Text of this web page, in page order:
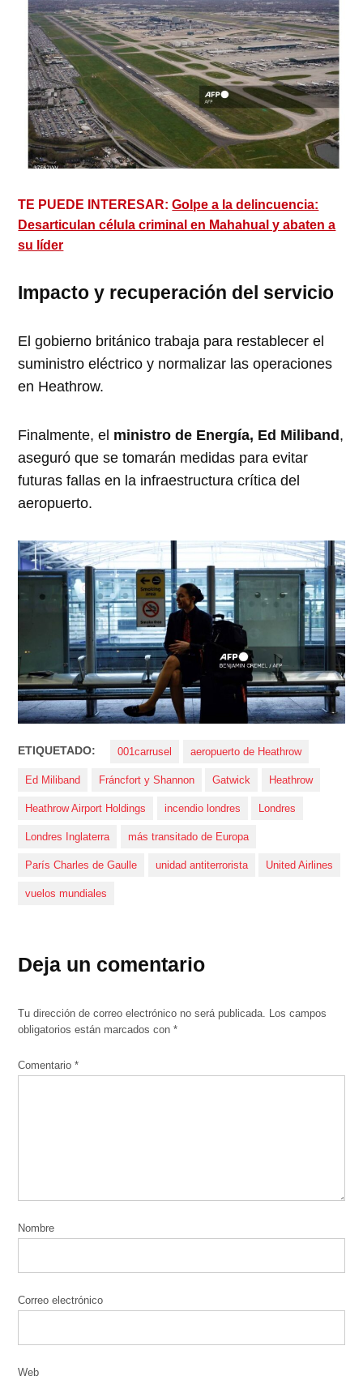
TE PUEDE INTERESAR:Golpe a la delincuencia:
Desarticulan célula criminal en Mahahual y abaten a
su líder
Impacto y recuperación del servicio
El gobierno británico trabaja para restablecer el
suministro eléctrico y normalizar las operaciones
en Heathrow.
Finalmente, el ministro de Energía, Ed Miliband,
aseguró que se tomarán medidas para evitar
futuras fallas en la infraestructura crítica del
aeropuerto.
ETIQUETADO: 001carrusel aeropuerto de Heathrow
Ed Miliband Fráncfort y Shannon Gatwick Heathrow
Heathrow Airport Holdings incendio londres Londres
Londres Inglaterra más transitado de Europa
París Charles de Gaulle unidad antiterrorista United Airlines
vuelos mundiales
Deja un comentario
Tu dirección de correo electrónico no será publicada. Los campos
obligatorios están marcados con*
Comentario*
Nombre
Correo electrónico
Web